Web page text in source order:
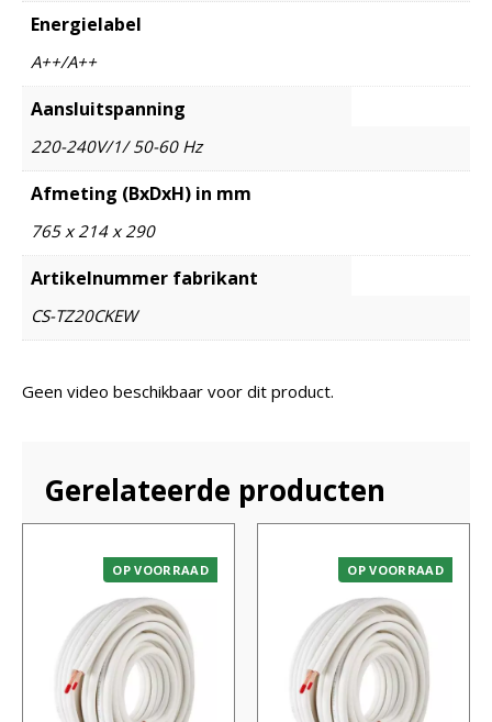
Energielabel
A++/A++
Aansluitspanning
220-240V/1/ 50-60 Hz
Afmeting (BxDxH) in mm
765 x 214 x 290
Artikelnummer fabrikant
CS-TZ20CKEW
Geen video beschikbaar voor dit product.
Gerelateerde producten
OP VOORRAAD OP VOORRAAD